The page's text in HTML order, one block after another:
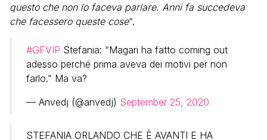
questo che non lo faceva parlare. Anni fa succedeva
che facessero queste cose“.
#GFVIP Stefania: “Magari ha fatto coming out
adesso perché prima aveva dei motivi per non
farlo.” Ma va?
— Anvedj (@anvedj) September 25, 2020
STEFANIA ORLANDO CHE È AVANTI E HA